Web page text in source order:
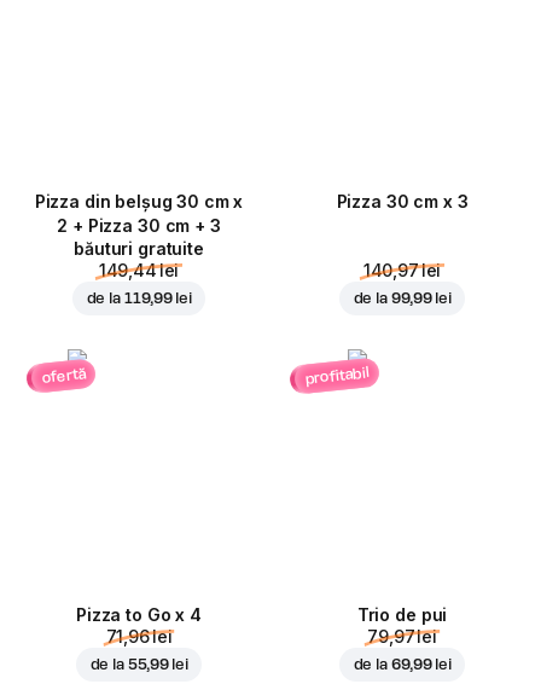
Pizza din belșug 30 cm x
2 + Pizza 30 cm + 3
băuturi gratuite
149,44 lei
de la 119,99 lei
Pizza 30 cm x 3
140,97 lei
de la 99,99 lei
ofertă
Pizza to Go x 4
71,96 lei
de la 55,99 lei
profitabil
Trio de pui
79,97 lei
de la 69,99 lei